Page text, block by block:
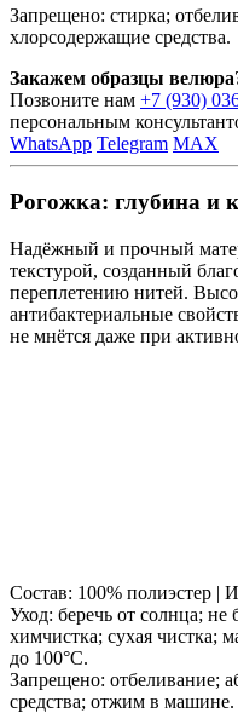
Запрещено: стирка;
хлорсодержащие средства.
Закажем образцы
Позвоните нам +7 (930)
персональным
WhatsApp Telegram MAX
Рогожка: глубина и
Надёжный и прочный
текстурой, созданный
переплетению нитей.
антибактериальные
не мнётся даже при
Состав: 100% полиэстер |
Уход: беречь от солнца; не
химчистка; сухая чистка;
до 100°C.
Запрещено: отбеливание;
средства; отжим в машине.